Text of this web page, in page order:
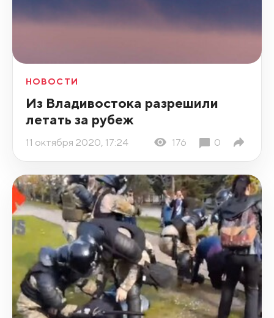
НОВОСТИ
Из Владивостока разрешили
летать за рубеж
11 октября 2020, 17:24 176 0